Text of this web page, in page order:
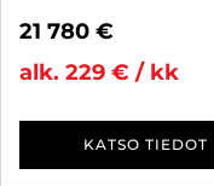
21 780 €
alk. 229 € / kk
KATSO TIEDOT